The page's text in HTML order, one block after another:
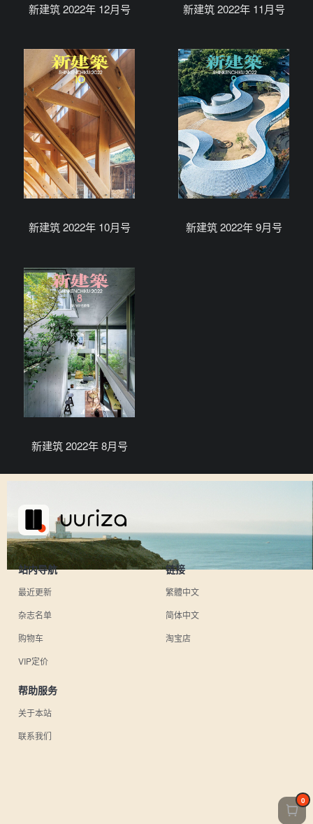
新建筑 2022年 12月号 新建筑 2022年 11月号
新建筑 2022年 10月号 新建筑 2022年 9月号
新建筑 2022年 8月号
站内导航
最近更新
杂志名单
购物车
VIP定价
链接
繁體中文
简体中文
淘宝店
帮助服务
关于本站
联系我们
0